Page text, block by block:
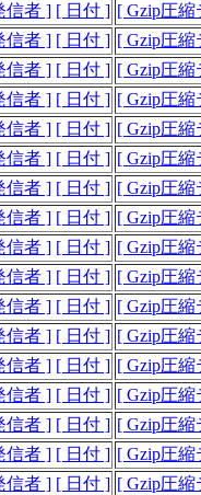
信者 ] [ 日付 ] [ Gzip圧
信者 ] [ 日付 ] [ Gzip圧
信者 ] [ 日付 ] [ Gzip圧
信者 ] [ 日付 ] [ Gzip圧
信者 ] [ 日付 ] [ Gzip圧
信者 ] [ 日付 ] [ Gzip圧
信者 ] [ 日付 ] [ Gzip圧縮
信者 ] [ 日付 ] [ Gzip圧
信者 ] [ 日付 ] [ Gzip圧
信者 ] [ 日付 ] [ Gzip圧
信者 ] [ 日付 ] [ Gzip圧
信者 ] [ 日付 ] [ Gzip圧
信者 ] [ 日付 ] [ Gzip圧
信者 ] [ 日付 ] [ Gzip圧
信者 ] [ 日付 ] [ Gzip圧
信者 ] [ 日付 ] [ Gzip圧
信者 ] [ 日付 ] [ Gzip圧